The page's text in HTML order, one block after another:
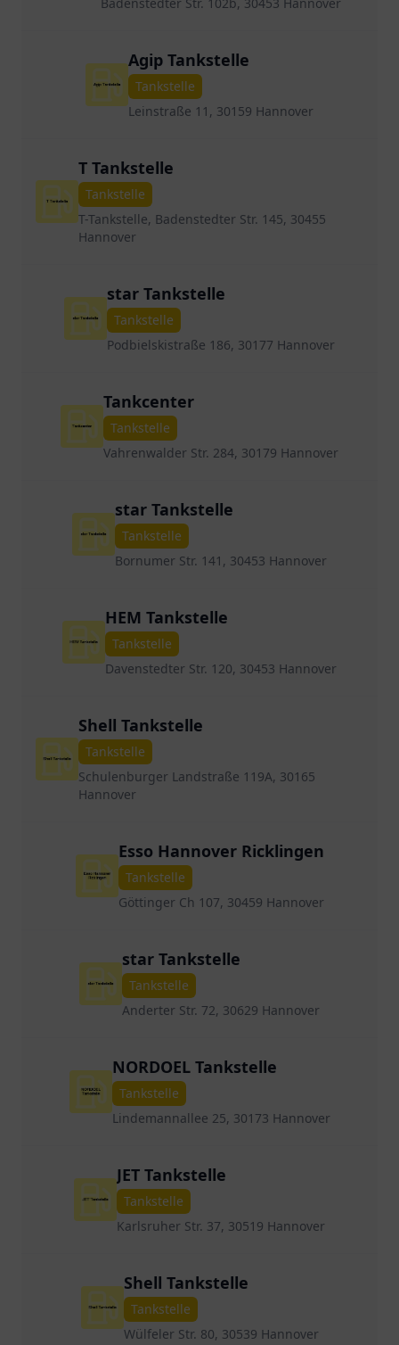
Agip Tankstelle
Tankstelle
Leinstraße 11, 30159 Hannover
T Tankstelle
Tankstelle
T-Tankstelle, Badenstedter Str. 145, 30455
Hannover
star Tankstelle
Tankstelle
Podbielskistraße 186, 30177 Hannover
Tankcenter
Tankstelle
Vahrenwalder Str. 284, 30179 Hannover
star Tankstelle
Tankstelle
Bornumer Str. 141, 30453 Hannover
HEM Tankstelle
Tankstelle
Davenstedter Str. 120, 30453 Hannover
Shell Tankstelle
Tankstelle
Schulenburger Landstraße 119A, 30165
Hannover
Esso Hannover Ricklingen
Tankstelle
Göttinger Ch 107, 30459 Hannover
star Tankstelle
Tankstelle
Anderter Str. 72, 30629 Hannover
NORDOEL Tankstelle
Tankstelle
Lindemannallee 25, 30173 Hannover
JET Tankstelle
Tankstelle
Karlsruher Str. 37, 30519 Hannover
Shell Tankstelle
Tankstelle
Wülfeler Str. 80, 30539 Hannover